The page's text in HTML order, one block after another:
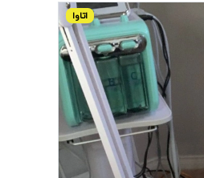
اتاوا